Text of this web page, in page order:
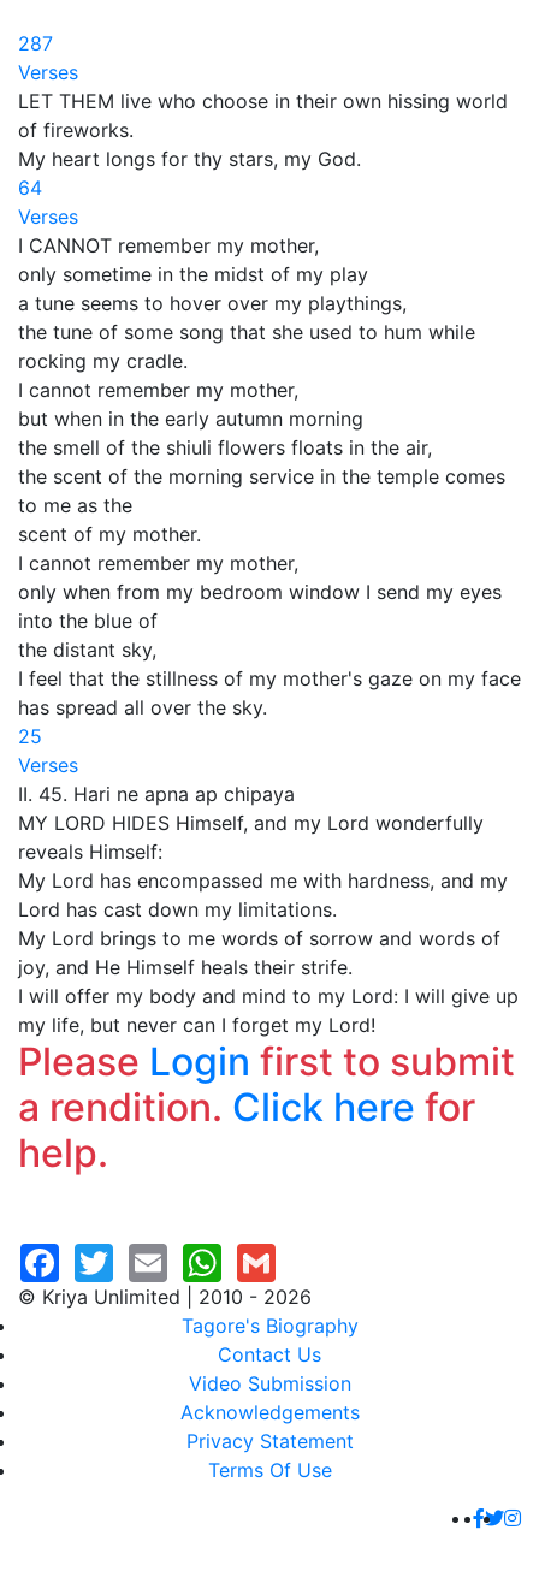
287
Verses
LET THEM live who choose in their own hissing world
of fireworks.
My heart longs for thy stars, my God.
64
Verses
I CANNOT remember my mother,
only sometime in the midst of my play
a tune seems to hover over my playthings,
the tune of some song that she used to hum while
rocking my cradle.
I cannot remember my mother,
but when in the early autumn morning
the smell of the shiuli flowers floats in the air,
the scent of the morning service in the temple comes
to me as the
scent of my mother.
I cannot remember my mother,
only when from my bedroom window I send my eyes
into the blue of
the distant sky,
I feel that the stillness of my mother's gaze on my face
has spread all over the sky.
25
Verses
II. 45. Hari ne apna ap chipaya
MY LORD HIDES Himself, and my Lord wonderfully
reveals Himself:
My Lord has encompassed me with hardness, and my
Lord has cast down my limitations.
My Lord brings to me words of sorrow and words of
joy, and He Himself heals their strife.
I will offer my body and mind to my Lord: I will give up
my life, but never can I forget my Lord!
Please Login first to submit
a rendition. Click here for
help.
© Kriya Unlimited | 2010 - 2026
Tagore's Biography
Contact Us
Video Submission
Acknowledgements
Privacy Statement
Terms Of Use